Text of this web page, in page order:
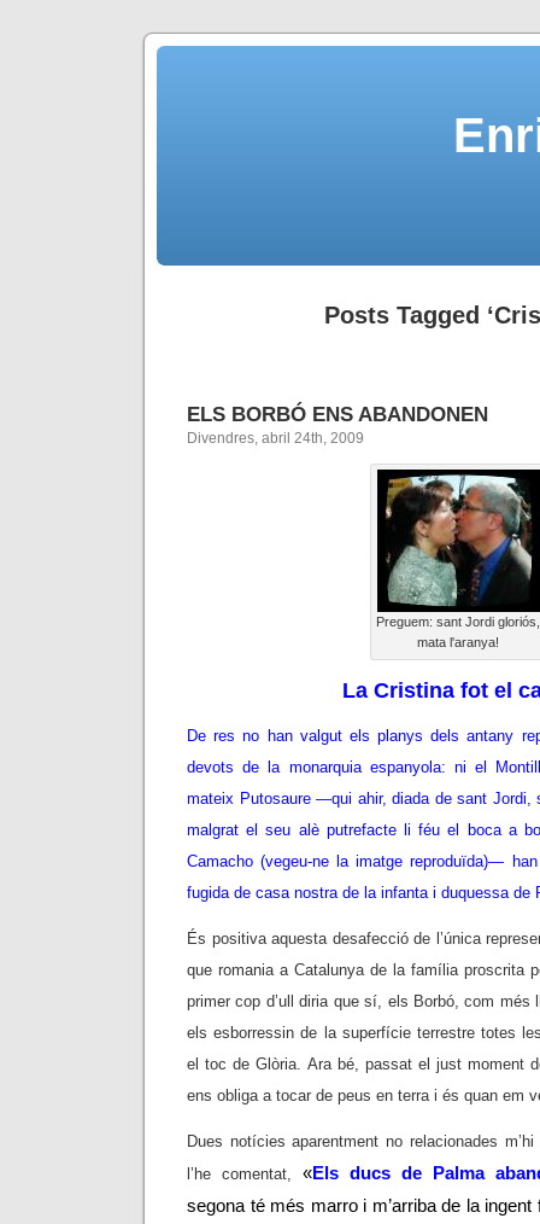
Posts Tagged
ELS BORBÓ ENS ABANDONEN
Divendres, abril 24th, 2009
Preguem: sant Jordi gloriós,
mata l'aranya!
La Cristina fot el
De res no han valgut els planys dels antany
devots de la monarquia espanyola: ni el
mateix Putosaure—qui ahir, diada de sant Jordi,
malgrat el seu alè putrefacte li féu el boca a
Camacho (vegeu-ne la imatge reproduïda)— han
fugida de casa nostra de la infanta i duquessa de
És positiva aquesta desafecció de l’única
que romania a Catalunya de la família proscrita
primer cop d’ull diria que sí, els Borbó, com més
els esborressin de la superfície terrestre totes
el toc de Glòria. Ara bé, passat el just moment
ens obliga a tocar de peus en terra i és quan em
Dues notícies aparentment no relacionades
l’he comentat, «Els ducs de Palma
segona té més marro i m’arriba de la ingent